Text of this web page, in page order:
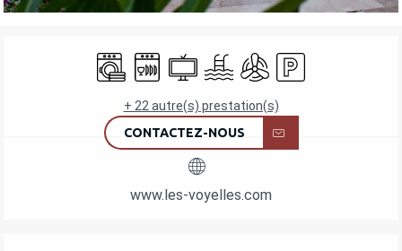
OUVERTURE ET COORDONNÉES
Lave lingeLave vaisselle
TélévisionPiscineAir conditionné
Parking
+ 22 autre(s) prestation(s)
CONTACTEZ-NOUS
www.les-voyelles.com